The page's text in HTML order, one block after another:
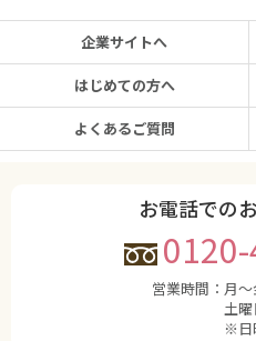
企業サイトへ
はじめての方へ
よくあるご質問
お電話での
営業時間： 月
土曜
※日